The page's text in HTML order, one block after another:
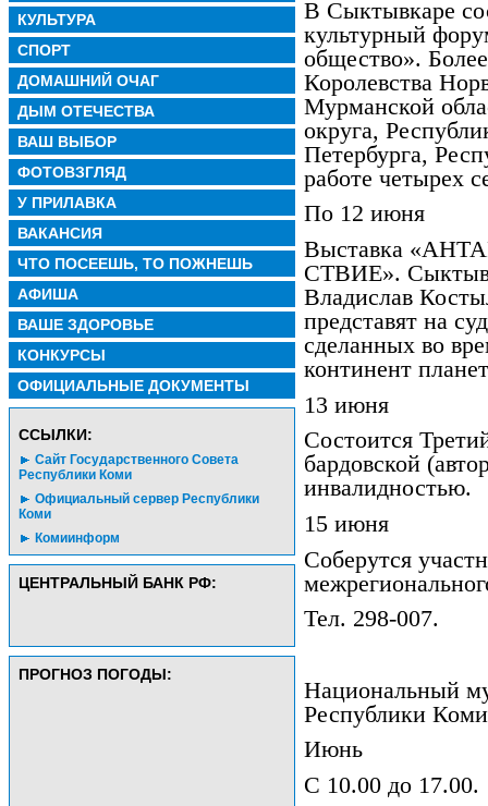
КУЛЬТУРА
СПОРТ
ДОМАШНИЙ ОЧАГ
ДЫМ ОТЕЧЕСТВА
ВАШ ВЫБОР
ФОТОВЗГЛЯД
У ПРИЛАВКА
ВАКАНСИЯ
ЧТО ПОСЕЕШЬ, ТО ПОЖНЕШЬ
АФИША
ВАШЕ ЗДОРОВЬЕ
КОНКУРСЫ
ОФИЦИАЛЬНЫЕ ДОКУМЕНТЫ
CСЫЛКИ:
Сайт Государственного Совета
Республики Коми
Официальный сервер Республики
Коми
Комиинформ
ЦЕНТРАЛЬНЫЙ БАНК РФ:
ПРОГНОЗ ПОГОДЫ:
В Сыктывкаре
культурный
общество».
Королевства
Мурманской
округа,
Петербурга,
работе четырех
По 12 июня
Выставка
СТВИЕ».
Владислав
представят на
сделанных во
континент
13 июня
Состоится
бардовской
инвалидностью.
15 июня
Соберутся
Тел. 298-007.
Национальный
Республики Коми
Июнь
С 10.00 до 17.00.